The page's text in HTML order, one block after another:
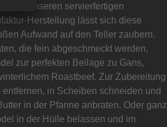
Mit unseren servierfertigen
Herstellung lässt sich diese
Aufwand auf den Teller zaubern.
die fein abgeschmeckt werden,
zur perfekten Beilage zu Gans,
Roastbeef. Zur Zubereitung
in Scheiben schneiden und
in der Pfanne anbraten. Oder ganz
in der Hülle belassen und im